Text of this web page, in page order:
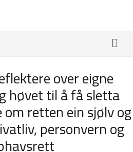
over eigne
høvet til å få sletta
retten ein sjølv og
personvern og